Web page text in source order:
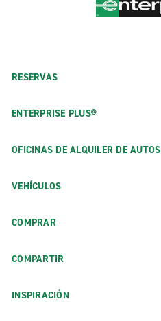
RESERVAS
ENTERPRISE PLUS®
OFICINAS DE ALQUILER DE AUTOS
VEHÍCULOS
COMPRAR
COMPARTIR
INSPIRACIÓN